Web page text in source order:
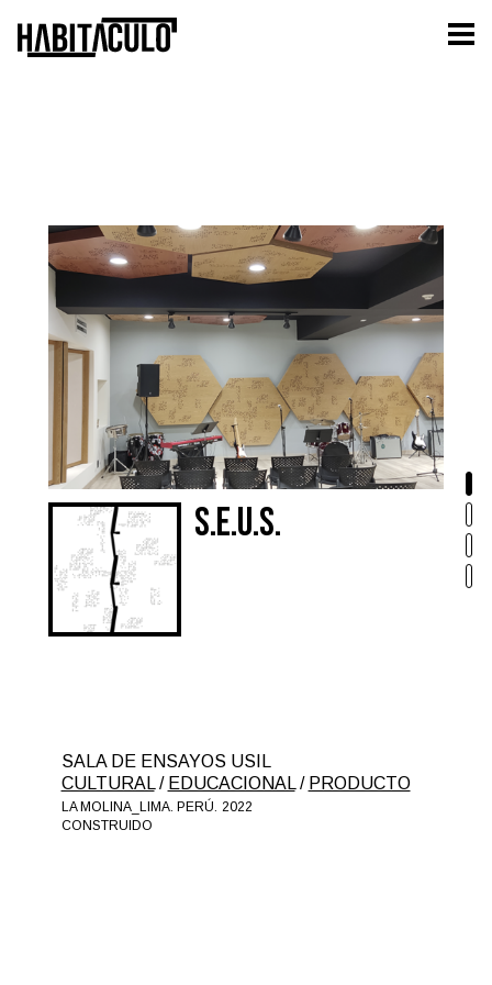
S.E.U.S.
SALA DE ENSAYOS USIL
CULTURAL/ EDUCACIONAL/ PRODUCTO
LA MOLINA_LIMA. PERÚ. 2022
CONSTRUIDO